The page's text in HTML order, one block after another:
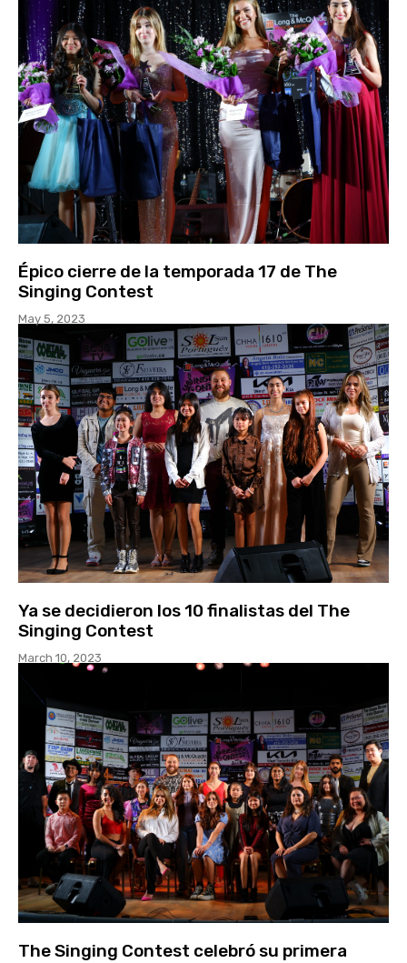
Épico cierre de la temporada 17 de The
Singing Contest
May 5, 2023
Ya se decidieron los 10 finalistas del The
Singing Contest
March 10, 2023
The Singing Contest celebró su primera